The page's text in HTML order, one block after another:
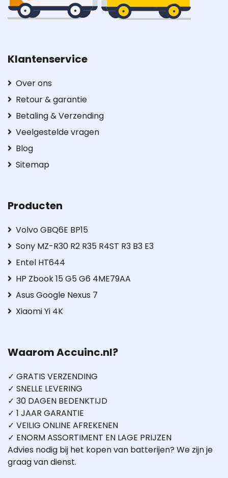
Klantenservice
Over ons
Retour & garantie
Betaling & Verzending
Veelgestelde vragen
Blog
Sitemap
Producten
Volvo GBQ6E BP15
Sony MZ-R30 R2 R35 R4ST R3 B3 E3
Entel HT644
HP Zbook 15 G5 G6 4ME79AA
Asus Google Nexus 7
Xiaomi Yi 4K
Waarom Accuinc.nl?
✓ GRATIS VERZENDING
✓ SNELLE LEVERING
✓ 30 DAGEN BEDENKTIJD
✓ 1 JAAR GARANTIE
✓ VEILIG ONLINE AFREKENEN
✓ ENORM ASSORTIMENT EN LAGE PRIJZEN
Advies nodig bij het kopen van batterijen? We zijn je
graag van dienst.